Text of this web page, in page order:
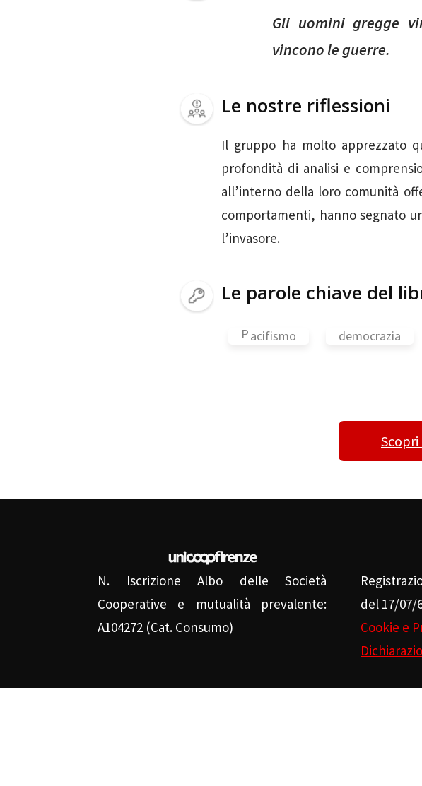
Gli uomini gregge
vincono le guerre.
Le nostre riflessioni
Il gruppo ha molto apprezzato
profondità di analisi e
all’interno della loro comunità
comportamenti, hanno segnato
l’invasore.
Le parole chiave del
Pacifismo democrazia
N. Iscrizione Albo delle Società
Cooperative e mutualità prevalente:
A104272 (Cat. Consumo)
del 17/07/
Cookie e